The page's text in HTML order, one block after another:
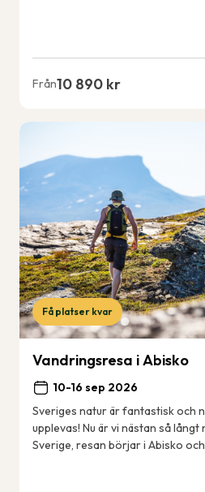
Från10 890 kr
Få platser kvar
Vandringsresa i Abisko
10-16 sep 2026
Sveriges natur är fantastisk och
upplevas! Nu är vi nästan så
Sverige, resan börjar i Abisko